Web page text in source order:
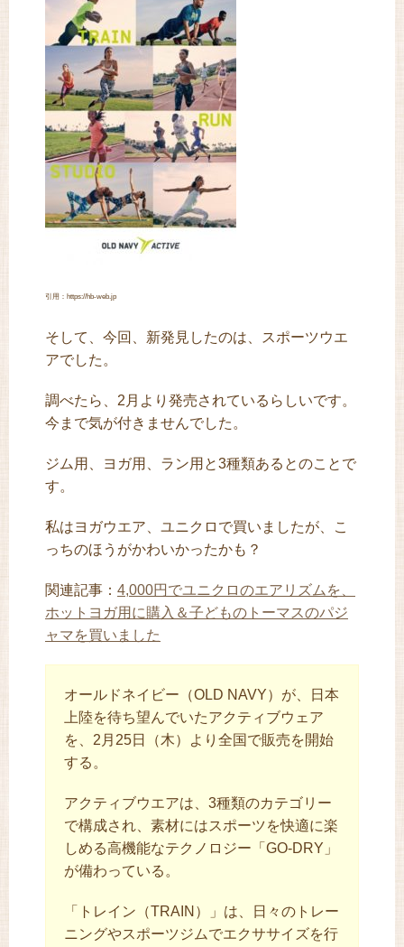
引用：https://hb-web.jp
そして、今回、新発見したのは、スポーツウエ
アでした。
調べたら、2月より発売されているらしいです。
今まで気が付きませんでした。
ジム用、ヨガ用、ラン用と3種類あるとのことで
す。
私はヨガウエア、ユニクロで買いましたが、こ
っちのほうがかわいかったかも？
関連記事： 4,000円でユニクロのエアリズムを、
ホットヨガ用に購入＆子どものトーマスのパジ
ャマを買いました
オールドネイビー（OLD NAVY）が、日本
上陸を待ち望んでいたアクティブウェア
を、2月25日（木）より全国で販売を開始
する。
アクティブウエアは、3種類のカテゴリー
で構成され、素材にはスポーツを快適に楽
しめる高機能なテクノロジー「GO-DRY」
が備わっている。
「トレイン（TRAIN）」は、日々のトレー
ニングやスポーツジムでエクササイズを行